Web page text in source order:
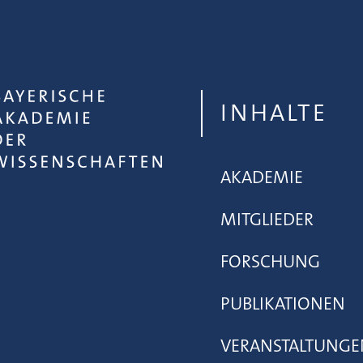
INHALTE
AKADEMIE
MITGLIEDER
FORSCHUNG
PUBLIKATIONEN